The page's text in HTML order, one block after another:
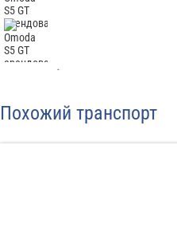
Похожий транспорт